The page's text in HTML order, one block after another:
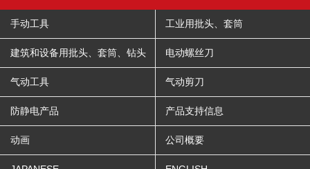
手动工具 工业用批头、套筒
建筑和设备用批头、套筒、钻头 电动螺丝刀
气动工具 气动剪刀
防静电产品 产品支持信息
动画 公司概要